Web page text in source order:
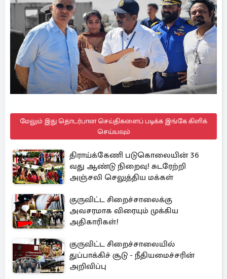
மேலும் இது தொடர்பான செய்திகளைப் படிக்க இங்கே கிளிக்
செய்யவும்
திராய்க்கேணி படுகொலையின் 36
வது ஆண்டு நிறைவு! சுடரேற்றி
அஞ்சலி செலுத்திய மக்கள்
குருவிட்ட சிறைச்சாலைக்கு
அவசரமாக விரையும் முக்கிய
அதிகாரிகள்!
குருவிட்ட சிறைச்சாலையில்
துப்பாக்கிச் சூடு - நீதியமைச்சரின்
அறிவிப்பு